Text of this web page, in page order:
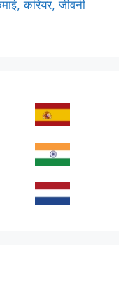
करियर, जीवनी